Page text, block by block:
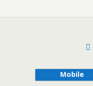
Mobile